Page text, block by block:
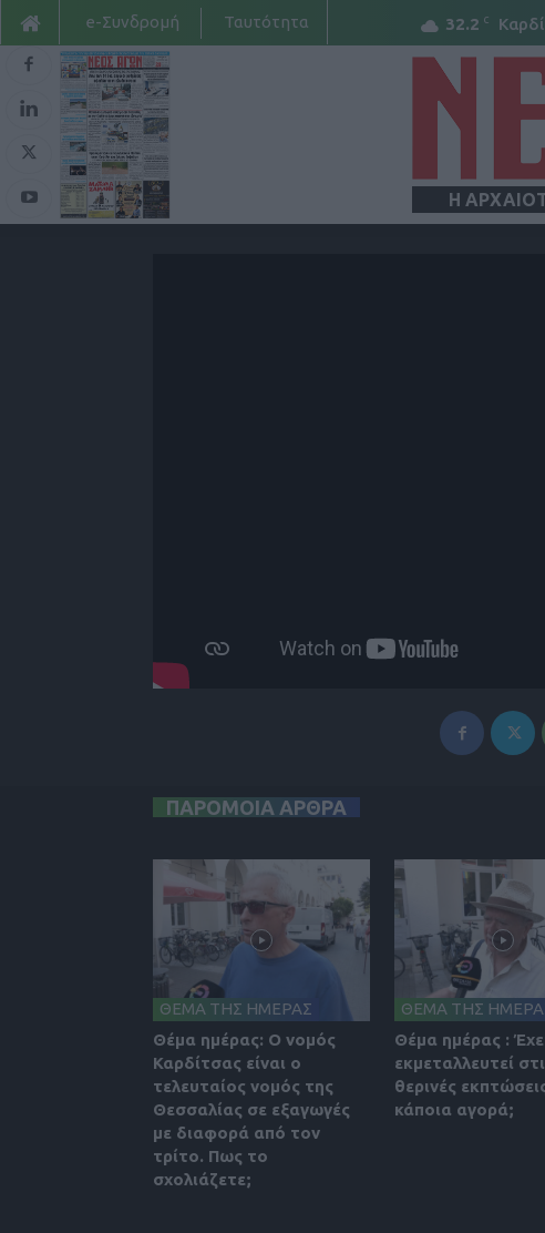
32.2 C
e-Συνδρομή Ταυτότητα
Η
ΠΑΡΟΜΟΙΑ ΑΡΘΡΑ
ΘΕΜΑ ΤΗΣ ΗΜΕΡΑΣ
Θέμα ημέρας: Ο νομός
Καρδίτσας είναι ο
τελευταίος νομός της
Θεσσαλίας σε εξαγωγές
με διαφορά από τον
τρίτο. Πως το
σχολιάζετε;
ΘΕΜΑ ΤΗΣ
Θέμα ημέρας :
εκμεταλλευτεί
θερινές
κάποια αγορά;